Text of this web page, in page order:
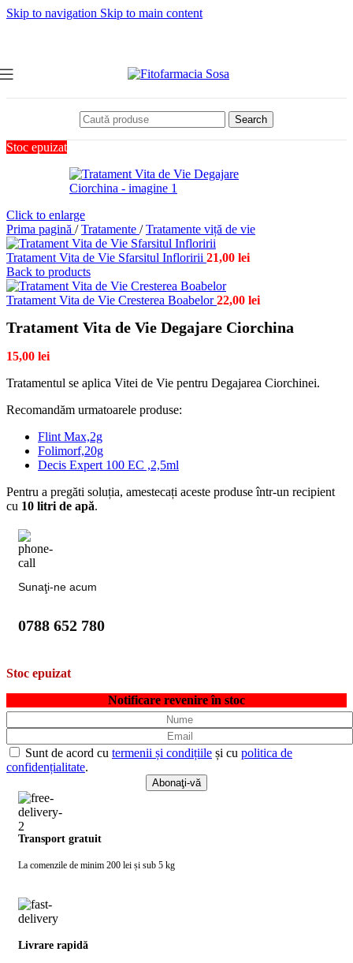
Skip to navigation Skip to main content
Search
Stoc epuizat
Click to enlarge
Prima pagină / Tratamente / Tratamente viță de vie
Tratament Vita de Vie Sfarsitul Infloririi 21,00 lei
Back to products
Tratament Vita de Vie Cresterea Boabelor22,00 lei
Tratament Vita de Vie Degajare Ciorchina
15,00 lei
Tratamentul se aplica Vitei de Vie pentru Degajarea Ciorchinei.
Recomandăm urmatoarele produse:
Flint Max,2g
Folimorf,20g
Decis Expert 100 EC ,2,5ml
Pentru a pregăti soluția, amestecați aceste produse într-un recipient
cu 10 litri de apă.
Sunaţi-ne acum
0788 652 780
Stoc epuizat
Notificare revenire în stoc
Sunt de acord cu termenii și condițiile și cu politica de
confidențialitate.
Transport gratuit
La comenzile de minim 200 lei și sub 5 kg
Livrare rapidă